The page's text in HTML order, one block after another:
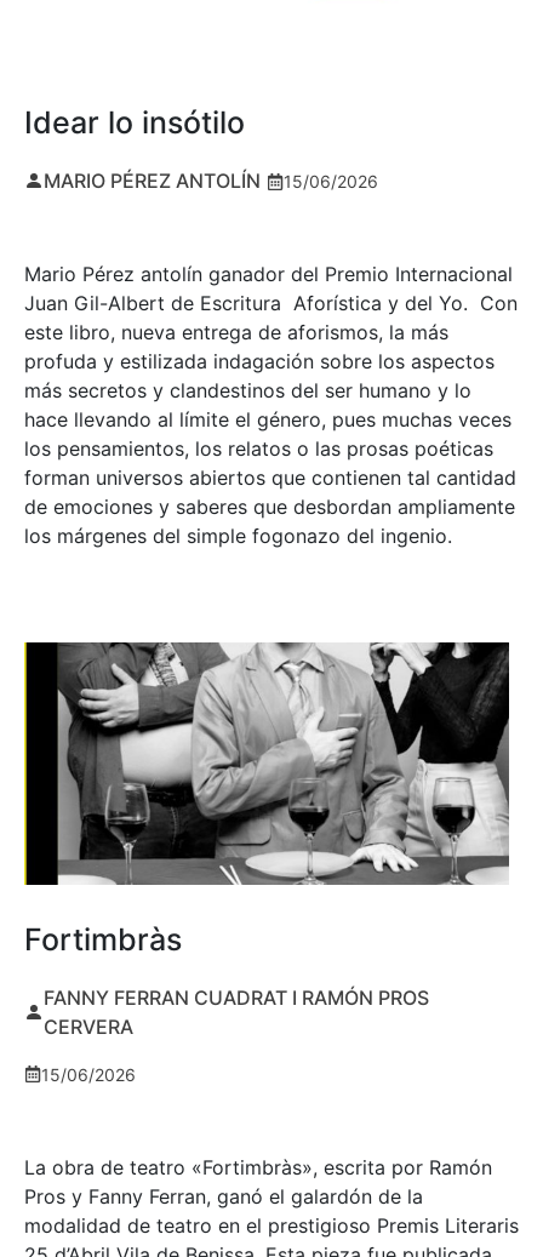
Idear lo insótilo
MARIO PÉREZ ANTOLÍN 15/06/2026
Mario Pérez antolín ganador del Premio Internacional
Juan Gil-Albert de Escritura Aforística y del Yo. Con
este libro, nueva entrega de aforismos, la más
profuda y estilizada indagación sobre los aspectos
más secretos y clandestinos del ser humano y lo
hace llevando al límite el género, pues muchas veces
los pensamientos, los relatos o las prosas poéticas
forman universos abiertos que contienen tal cantidad
de emociones y saberes que desbordan ampliamente
los márgenes del simple fogonazo del ingenio.
Fortimbràs
FANNY FERRAN CUADRAT I RAMÓN PROS
CERVERA
15/06/2026
La obra de teatro «Fortimbràs», escrita por Ramón
Pros y Fanny Ferran, ganó el galardón de la
modalidad de teatro en el prestigioso Premis Literaris